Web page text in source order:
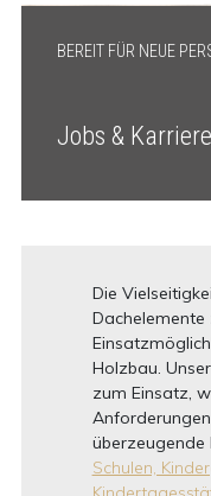
BEREIT FÜR NEUE
Jobs & Karriere
Die
Dachelemente
Holzbau.
zum Einsatz,
Schulen,